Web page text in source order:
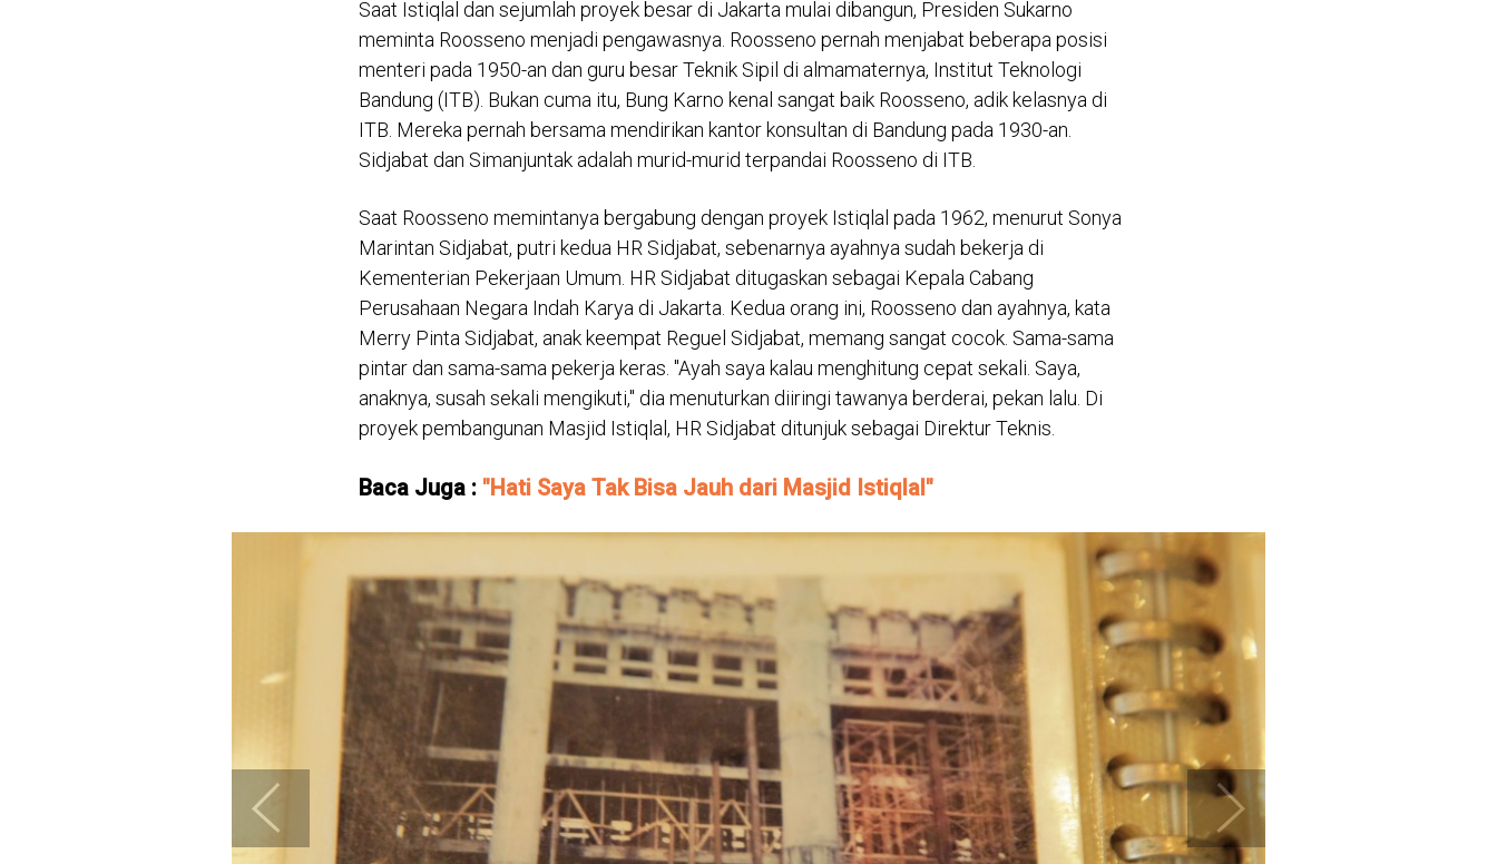
Saat Istiqlal dan sejumlah proyek besar di Jakarta mulai dibangun, Presiden Sukarno
meminta Roosseno menjadi pengawasnya. Roosseno pernah menjabat beberapa posisi
menteri pada 1950-an dan guru besar Teknik Sipil di almamaternya, Institut Teknologi
Bandung (ITB). Bukan cuma itu, Bung Karno kenal sangat baik Roosseno, adik kelasnya di
ITB. Mereka pernah bersama mendirikan kantor konsultan di Bandung pada 1930-an.
Sidjabat dan Simanjuntak adalah murid-murid terpandai Roosseno di ITB.
Saat Roosseno memintanya bergabung dengan proyek Istiqlal pada 1962, menurut Sonya
Marintan Sidjabat, putri kedua HR Sidjabat, sebenarnya ayahnya sudah bekerja di
Kementerian Pekerjaan Umum. HR Sidjabat ditugaskan sebagai Kepala Cabang
Perusahaan Negara Indah Karya di Jakarta. Kedua orang ini, Roosseno dan ayahnya, kata
Merry Pinta Sidjabat, anak keempat Reguel Sidjabat, memang sangat cocok. Sama-sama
pintar dan sama-sama pekerja keras. "Ayah saya kalau menghitung cepat sekali. Saya,
anaknya, susah sekali mengikuti," dia menuturkan diiringi tawanya berderai, pekan lalu. Di
proyek pembangunan Masjid Istiqlal, HR Sidjabat ditunjuk sebagai Direktur Teknis.
Baca Juga : "Hati Saya Tak Bisa Jauh dari Masjid Istiqlal"